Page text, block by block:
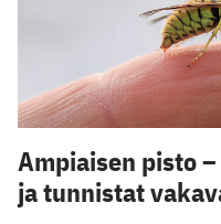
Ampiaisen pisto
ja tunnistat